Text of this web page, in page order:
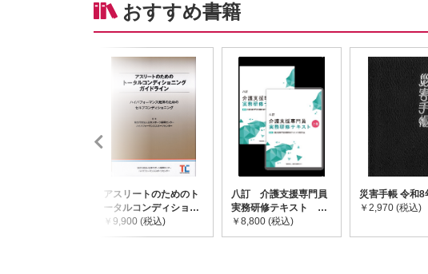
おすすめ書籍
アスリートのためのト
ータルコンディショニ
ングガイドライン
￥9,900 (税込)
八訂 介護支援専門員
実務研修テキスト
(上・下巻/分売不可)
￥8,800 (税込)
災害手帳 令和8
￥2,970 (税込)